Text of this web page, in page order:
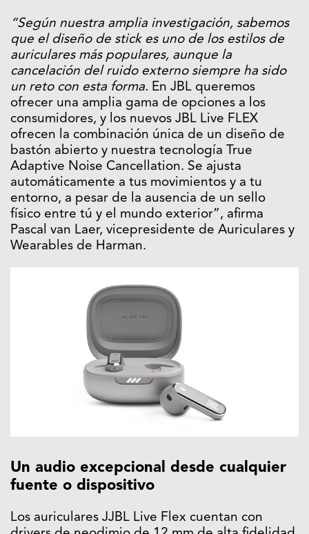
“Según nuestra amplia investigación, sabemos
que el diseño de stick es uno de los estilos de
auriculares más populares, aunque la
cancelación del ruido externo siempre ha sido
un reto con esta forma. En JBL queremos
ofrecer una amplia gama de opciones a los
consumidores, y los nuevos JBL Live FLEX
ofrecen la combinación única de un diseño de
bastón abierto y nuestra tecnología True
Adaptive Noise Cancellation. Se ajusta
automáticamente a tus movimientos y a tu
entorno, a pesar de la ausencia de un sello
físico entre tú y el mundo exterior”, afirma
Pascal van Laer, vicepresidente de Auriculares y
Wearables de Harman.
Un audio excepcional desde cualquier
fuente o dispositivo
Los auriculares JJBL Live Flex cuentan con